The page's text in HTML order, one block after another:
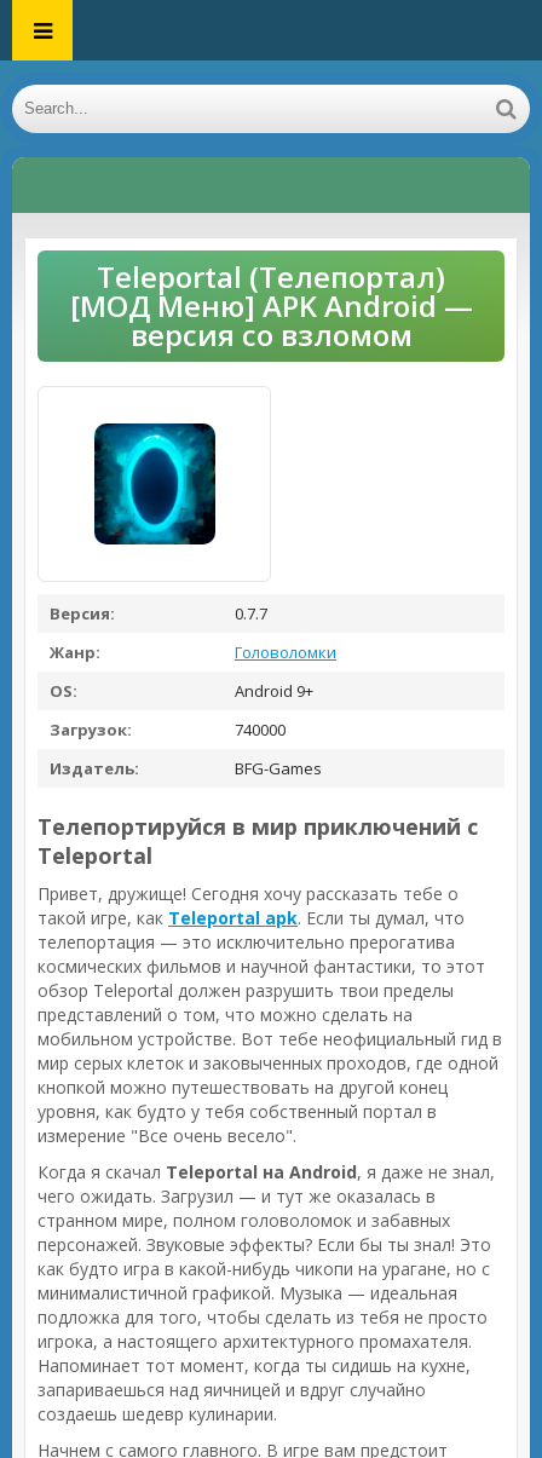
Teleportal (Телепортал)
[МОД Меню] APK Android —
версия со взломом
Версия:
0.7.7
Жанр:
Головоломки
OS:
Android 9+
Загрузок:
740000
Издатель:
BFG-Games
Телепортируйся в мир приключений с
Teleportal
Привет, дружище! Сегодня хочу рассказать тебе о
такой игре, как Teleportal apk. Если ты думал, что
телепортация — это исключительно прерогатива
космических фильмов и научной фантастики, то этот
обзор Teleportal должен разрушить твои пределы
представлений о том, что можно сделать на
мобильном устройстве. Вот тебе неофициальный гид в
мир серых клеток и заковыченных проходов, где одной
кнопкой можно путешествовать на другой конец
уровня, как будто у тебя собственный портал в
измерение "Все очень весело".
Когда я скачал Teleportal на Android, я даже не знал,
чего ожидать. Загрузил — и тут же оказалась в
странном мире, полном головоломок и забавных
персонажей. Звуковые эффекты? Если бы ты знал! Это
как будто игра в какой-нибудь чикопи на урагане, но с
минималистичной графикой. Музыка — идеальная
подложка для того, чтобы сделать из тебя не просто
игрока, а настоящего архитектурного промахателя.
Напоминает тот момент, когда ты сидишь на кухне,
запариваешься над яичницей и вдруг случайно
создаешь шедевр кулинарии.
Начнем с самого главного. В игре вам предстоит